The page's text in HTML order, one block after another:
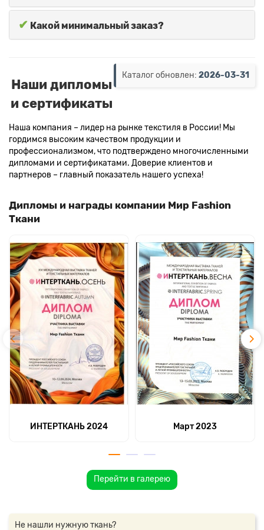
✔ Какой минимальный заказ?
Каталог обновлен: 2026-03-31
Наши дипломы
и сертификаты
Наша компания – лидер на рынке текстиля в России! Мы
гордимся высоким качеством продукции и
профессионализмом, что подтверждено многочисленными
дипломами и сертификатами. Доверие клиентов и
партнеров – главный показатель нашего успеха!
Дипломы и награды компании Мир Fashion
Ткани
ИНТЕРТКАНЬ 2024 Март 2023
Перейти в галерею
Не нашли нужную ткань?